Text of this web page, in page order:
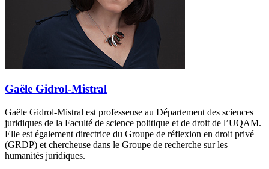
Gaële Gidrol-Mistral
Gaële Gidrol-Mistral est professeuse au Département des sciences
juridiques de la Faculté de science politique et de droit de l’UQAM.
Elle est également directrice du Groupe de réflexion en droit privé
(GRDP) et chercheuse dans le Groupe de recherche sur les
humanités juridiques.